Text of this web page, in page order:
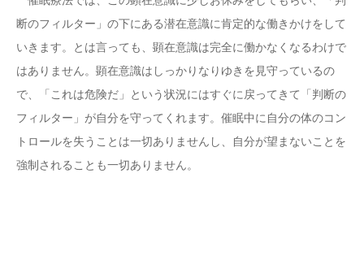
断のフィルター」の下にある潜在意識に肯定的な働きかけをして
いきます。とは言っても、顕在意識は完全に働かなくなるわけで
はありません。顕在意識はしっかりなりゆきを見守っているの
で、「これは危険だ」という状況にはすぐに戻ってきて「判断の
フィルター」が自分を守ってくれます。催眠中に自分の体のコン
トロールを失うことは一切ありませんし、自分が望まないことを
強制されることも一切ありません。